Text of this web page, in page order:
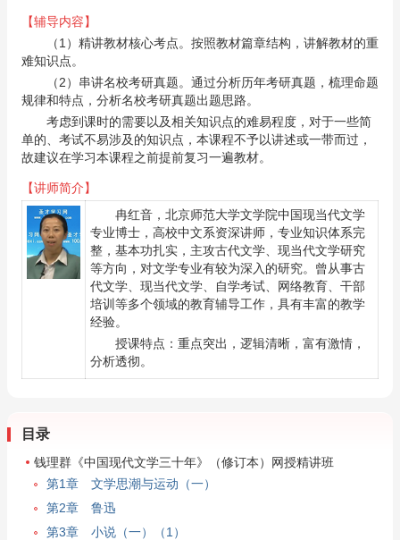
【辅导内容】
（1）精讲教材核心考点。按照教材篇章结构，讲解教材的重
难知识点。
（2）串讲名校考研真题。通过分析历年考研真题，梳理命题
规律和特点，分析名校考研真题出题思路。
考虑到课时的需要以及相关知识点的难易程度，对于一些简
单的、考试不易涉及的知识点，本课程不予以讲述或一带而过，
故建议在学习本课程之前提前复习一遍教材。
【讲师简介】
冉红音 ，北京师范大学文学院中国现当代文学
专业博士，高校中文系资深讲师，专业知识体系完
整，基本功扎实，主攻古代文学、现当代文学研究
等方向，对文学专业有较为深入的研究。曾从事古
代文学、现当代文学、自学考试、网络教育、干部
培训等多个领域的教育辅导工作，具有丰富的教学
经验。
授课特点：重点突出，逻辑清晰，富有激情，
分析透彻。
目录
钱理群《中国现代文学三十年》（修订本）网授精讲班
第1章 文学思潮与运动（一）
第2章 鲁迅
第3章 小说（一）（1）